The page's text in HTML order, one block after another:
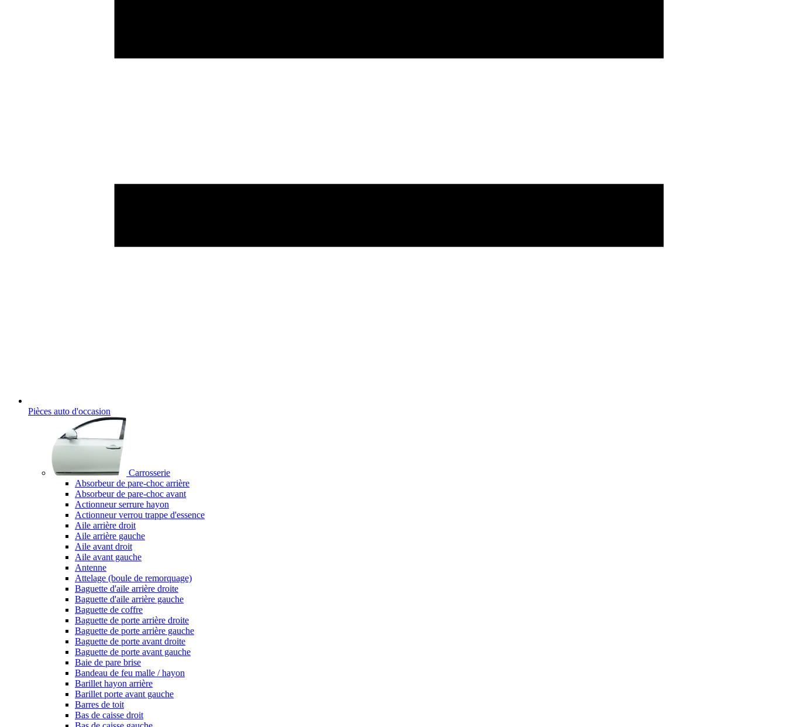
Pièces auto d'occasion
Carrosserie
Absorbeur de pare-choc arrière
Absorbeur de pare-choc avant
Actionneur serrure hayon
Actionneur verrou trappe d'essence
Aile arrière droit
Aile arrière gauche
Aile avant droit
Aile avant gauche
Antenne
Attelage (boule de remorquage)
Baguette d'aile arrière droite
Baguette d'aile arrière gauche
Baguette de coffre
Baguette de porte arrière droite
Baguette de porte arrière gauche
Baguette de porte avant droite
Baguette de porte avant gauche
Baie de pare brise
Bandeau de feu malle / hayon
Barillet hayon arrière
Barillet porte avant gauche
Barres de toit
Bas de caisse droit